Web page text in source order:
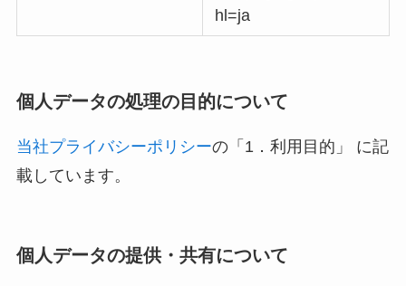
hl=ja
個人データの処理の目的について
当社プライバシーポリシーの「1．利用目的」 に記
載しています。
個人データの提供・共有について